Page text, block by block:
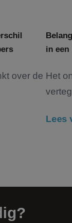
over de
in een
Het
Lees